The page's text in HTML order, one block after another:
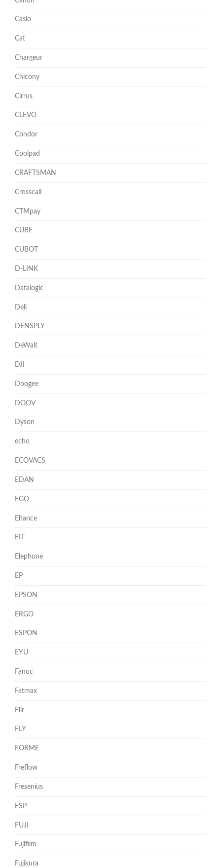
Casio
Cat
Chargeur
Chicony
Cirrus
CLEVO
Condor
Coolpad
CRAFTSMAN
Crosscall
CTMpay
CUBE
CUBOT
D-LINK
Datalogic
Dell
DENSPLY
DeWalt
DJI
Doogee
DOOV
Dyson
echo
ECOVACS
EDAN
EGO
Ehance
EIT
Elephone
EP
EPSON
ERGO
ESPON
EYU
Fanuc
Fatmax
Flir
FLY
FORME
Freflow
Fresenius
FSP
FUJI
Fujifilm
Fujikura